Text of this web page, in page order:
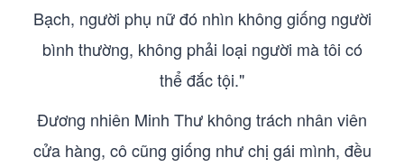
Bạch, người phụ nữ đó nhìn không giống người
bình thường, không phải loại người mà tôi có
thể đắc tội."
Đương nhiên Minh Thư không trách nhân viên
cửa hàng, cô cũng giống như chị gái mình, đều